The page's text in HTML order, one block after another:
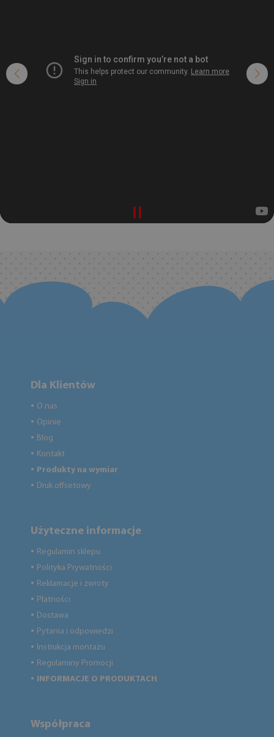
Dla Klientów
● O nas
● Opinie
● Blog
● Kontakt
● Produkty na wymiar
● Druk offsetowy
Użyteczne informacje
● Regulamin sklepu
● Polityka Prywatności
● Reklamacje i zwroty
● Płatności
● Dostawa
● Pytania i odpowiedzi
● Instrukcja montażu
● Regulaminy Promocji
● INFORMACJE O PRODUKTACH
Współpraca